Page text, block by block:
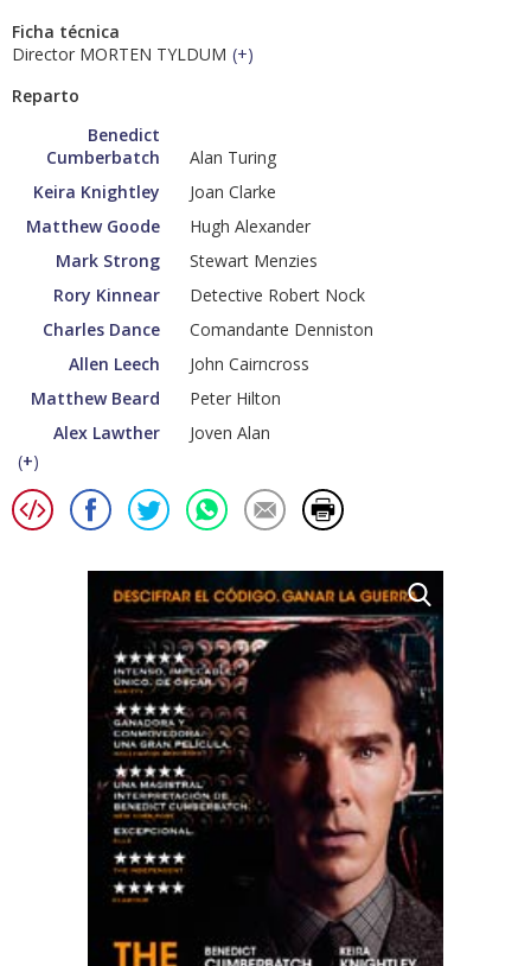
Ficha técnica
Director MORTEN TYLDUM (+)
Reparto
Benedict
Cumberbatch
Alan Turing
Keira Knightley
Joan Clarke
Matthew Goode
Hugh Alexander
Mark Strong
Stewart Menzies
Rory Kinnear
Detective Robert Nock
Charles Dance
Comandante Denniston
Allen Leech
John Cairncross
Matthew Beard
Peter Hilton
Alex Lawther
Joven Alan
(+)